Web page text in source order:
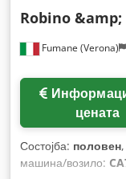
Fumane (Verona)
Robino
цената
Состојба: половен
машина/возило: